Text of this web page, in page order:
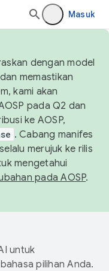
Masuk
dengan model
memastikan
kami akan
pada Q2 dan
ke AOSP,
. Cabang manifes
merujuk ke rilis
mengetahui
pada AOSP.
untuk
pilihan Anda.